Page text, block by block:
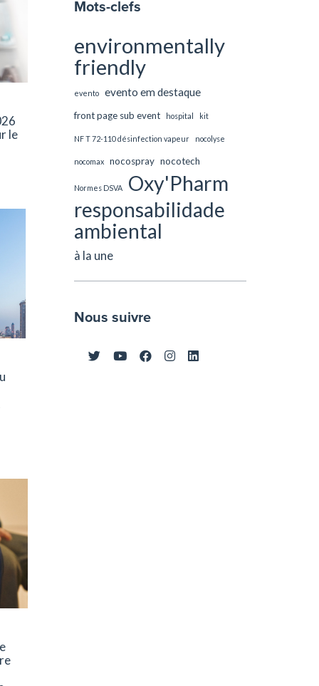
le
Mots-clefs
environmentally
friendly
evento evento em destaque
front page sub event hospital kit
NF T 72-110 désinfection vapeur nocolyse
nocomax nocospray nocotech
Normes DSVA
Oxy'Pharm
responsabilidade
ambiental
à la une
Nous suivre